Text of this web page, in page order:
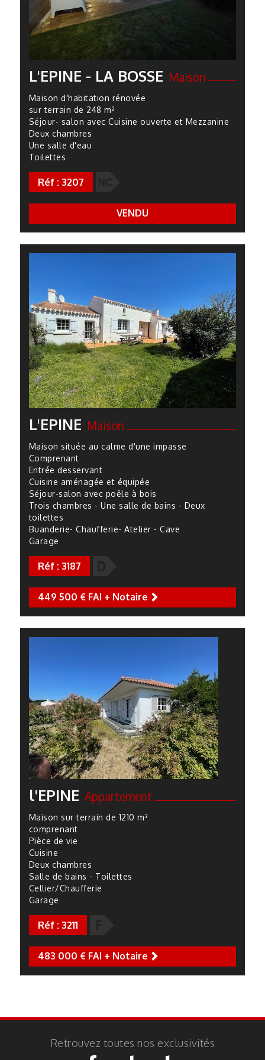
L'EPINE - LA BOSSE Maison
Maison d'habitation rénovée
sur terrain de 248 m²
Séjour- salon avec Cuisine ouverte et Mezzanine
Deux chambres
Une salle d'eau
Toilettes
Réf : 3207
VENDU
378 000 € FAI + Notaire
L'EPINE Maison
Maison située au calme d'une impasse
Comprenant
Entrée desservant
Cuisine aménagée et équipée
Séjour-salon avec poêle à bois
Trois chambres - Une salle de bains - Deux
toilettes
Buanderie- Chaufferie- Atelier - Cave
Garage
Réf : 3187
449 500 € FAI + Notaire next
l'EPINE Appartement
Maison sur terrain de 1210 m²
comprenant
Pièce de vie
Cuisine
Deux chambres
Salle de bains - Toilettes
Cellier/Chaufferie
Garage
Réf : 3211
483 000 € FAI + Notaire next
Retrouvez toutes nos exclusivités